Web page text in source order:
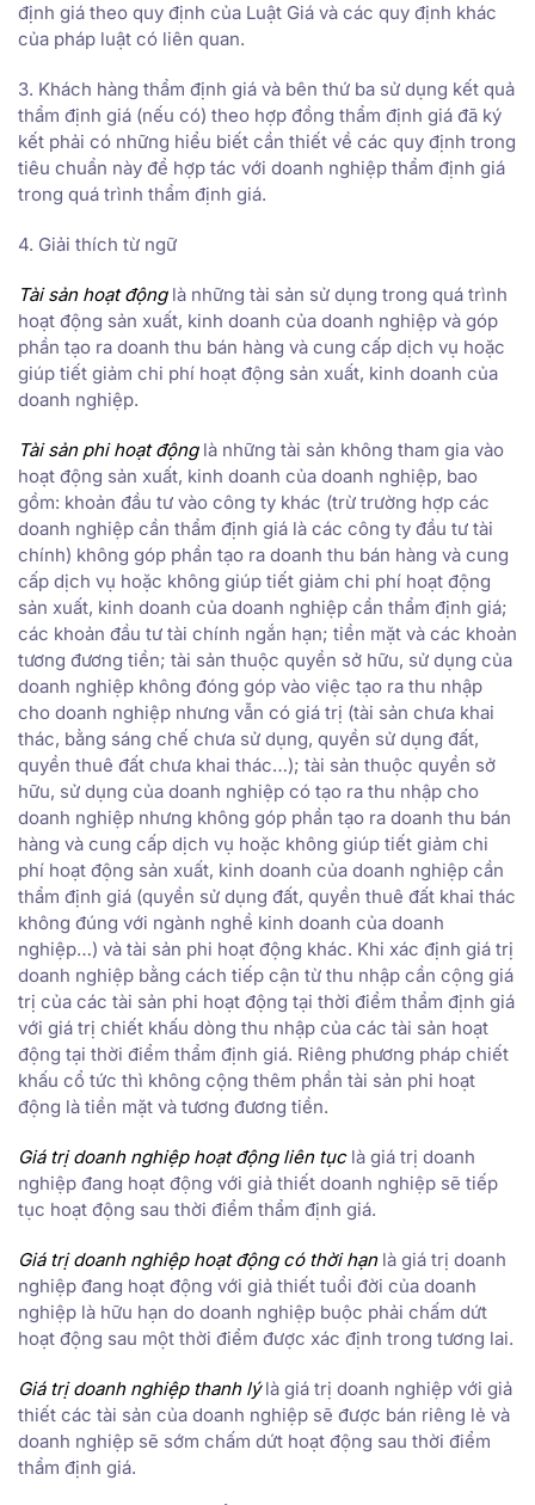
định giá theo quy định của Luật Giá và các quy định khác
của pháp luật có liên quan.
3. Khách hàng thẩm định giá và bên thứ ba sử dụng kết quả
thẩm định giá (nếu có) theo hợp đồng thẩm định giá đã ký
kết phải có những hiểu biết cần thiết về các quy định trong
tiêu chuẩn này để hợp tác với doanh nghiệp thẩm định giá
trong quá trình thẩm định giá.
4. Giải thích từ ngữ
Tài sản hoạt động là những tài sản sử dụng trong quá trình
hoạt động sản xuất, kinh doanh của doanh nghiệp và góp
phần tạo ra doanh thu bán hàng và cung cấp dịch vụ hoặc
giúp tiết giảm chi phí hoạt động sản xuất, kinh doanh của
doanh nghiệp.
Tài sản phi hoạt động là những tài sản không tham gia vào
hoạt động sản xuất, kinh doanh của doanh nghiệp, bao
gồm: khoản đầu tư vào công ty khác (trừ trường hợp các
doanh nghiệp cần thẩm định giá là các công ty đầu tư tài
chính) không góp phần tạo ra doanh thu bán hàng và cung
cấp dịch vụ hoặc không giúp tiết giảm chi phí hoạt động
sản xuất, kinh doanh của doanh nghiệp cần thẩm định giá;
các khoản đầu tư tài chính ngắn hạn; tiền mặt và các khoản
tương đương tiền; tài sản thuộc quyền sở hữu, sử dụng của
doanh nghiệp không đóng góp vào việc tạo ra thu nhập
cho doanh nghiệp nhưng vẫn có giá trị (tài sản chưa khai
thác, bằng sáng chế chưa sử dụng, quyền sử dụng đất,
quyền thuê đất chưa khai thác…); tài sản thuộc quyền sở
hữu, sử dụng của doanh nghiệp có tạo ra thu nhập cho
doanh nghiệp nhưng không góp phần tạo ra doanh thu bán
hàng và cung cấp dịch vụ hoặc không giúp tiết giảm chi
phí hoạt động sản xuất, kinh doanh của doanh nghiệp cần
thẩm định giá (quyền sử dụng đất, quyền thuê đất khai thác
không đúng với ngành nghề kinh doanh của doanh
nghiệp…) và tài sản phi hoạt động khác. Khi xác định giá trị
doanh nghiệp bằng cách tiếp cận từ thu nhập cần cộng giá
trị của các tài sản phi hoạt động tại thời điểm thẩm định giá
với giá trị chiết khấu dòng thu nhập của các tài sản hoạt
động tại thời điểm thẩm định giá. Riêng phương pháp chiết
khấu cổ tức thì không cộng thêm phần tài sản phi hoạt
động là tiền mặt và tương đương tiền.
Giá trị doanh nghiệp hoạt động liên tục là giá trị doanh
nghiệp đang hoạt động với giả thiết doanh nghiệp sẽ tiếp
tục hoạt động sau thời điểm thẩm định giá.
Giá trị doanh nghiệp hoạt động có thời hạn là giá trị doanh
nghiệp đang hoạt động với giả thiết tuổi đời của doanh
nghiệp là hữu hạn do doanh nghiệp buộc phải chấm dứt
hoạt động sau một thời điểm được xác định trong tương lai.
Giá trị doanh nghiệp thanh lýlà giá trị doanh nghiệp với giả
thiết các tài sản của doanh nghiệp sẽ được bán riêng lẻ và
doanh nghiệp sẽ sớm chấm dứt hoạt động sau thời điểm
thẩm định giá.